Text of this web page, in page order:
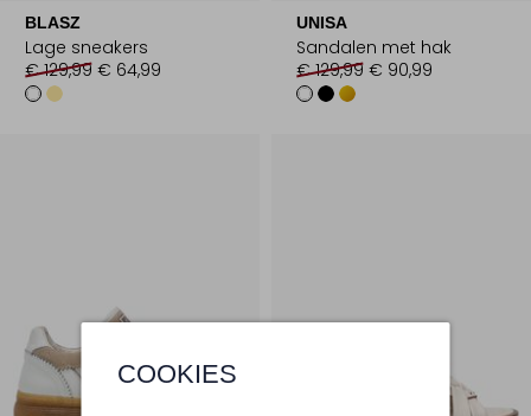
COOKIES
BLASZ
Lage sneakers
€ 129,99 € 64,99
UNISA
Sandalen met hak
€ 129,99 € 90,99